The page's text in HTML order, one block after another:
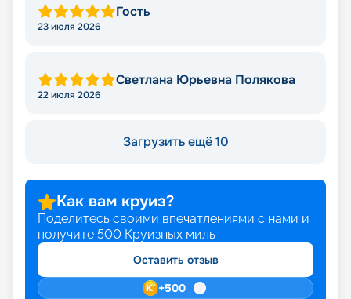
Гость
23 июля 2026
Светлана Юрьевна Полякова
22 июля 2026
Загрузить ещё 10
Как вам круиз?
Поделитесь своими впечатлениями с нами и
получите 500 Круизных миль
Оставить отзыв
+500